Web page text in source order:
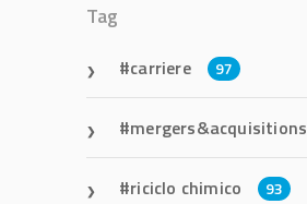
Tag
carriere 97
mergers&acquisitions
riciclo chimico 93